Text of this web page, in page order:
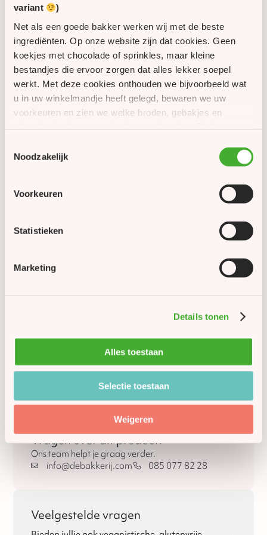
variant
)
Net als een goede bakker werken wij met de beste
ingrediënten. Op onze website zijn dat cookies. Geen
koekjes met chocolade of sprinkles, maar kleine
bestandjes die ervoor zorgen dat alles lekker soepel
werkt. Met deze cookies onthouden we bijvoorbeeld wat
u in uw winkelmandje heeft gelegd, bewaren we uw
voorkeuren en zien we welke broden, gebakjes en
beter maken. Met uw toestemming gebruiken we
daarnaast cookies om u persoonlijke aanbiedingen,
seizoensspecialiteiten en inspiratie uit onze bakkerij te
laten zien. Meer informatie leest u in ons cookiebeleid.
Noodzakelijk
Voorkeuren
Statistieken
Marketing
Details tonen
Alles toestaan
Selectie toestaan
Weigeren
Bereid met roomboter
Gevuld met smeuïge amandelspijs
Zacht van structuur en vol van smaak
Door het royale formaat is deze kerststol niet alleen
smaakvol, maar ook een echte blikvanger tijdens de
Maak van de kerstdagen een feestelijk moment met
nog.
Nee
gecertificeerd)
Ja
Vragen over dit product?
Ons team helpt je graag verder.
info@debakkerij.com
085 077 82 28
Veelgestelde vragen